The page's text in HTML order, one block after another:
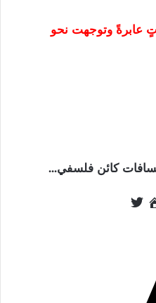
عابرةً وتوجهت نحو
كائن فلسفي...